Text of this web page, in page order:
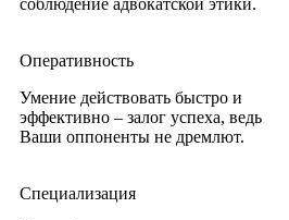
соблюдение адвокатской этики.
Оперативность
Умение действовать быстро и
эффективно – залог успеха, ведь
Ваши оппоненты не дремлют.
Специализация